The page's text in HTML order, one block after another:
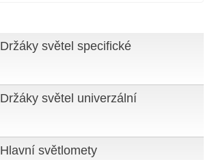
Držáky světel specifické
Držáky světel univerzální
Hlavní světlomety